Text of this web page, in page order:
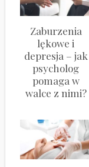
Zaburzenia
lękowe i
depresja – jak
psycholog
pomaga w
walce z nimi?